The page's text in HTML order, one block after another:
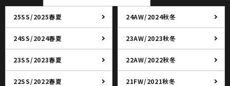
25SS/2025春夏 24AW/2024秋冬
24SS/2024春夏 23AW/2023秋冬
23SS/2023春夏 22AW/2022秋冬
22SS/2022春夏 21FW/2021秋冬